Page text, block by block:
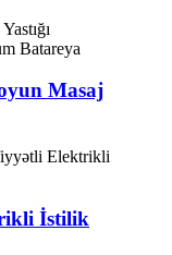
Masaj
İstilik